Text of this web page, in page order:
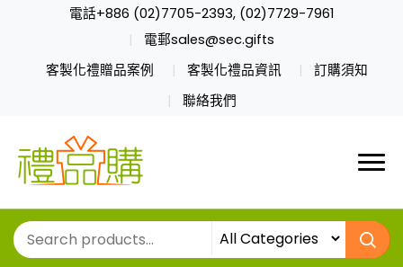
電話+886 (02)7705-2393, (02)7729-7961
電郵sales@sec.gifts
客製化禮贈品案例
客製化禮品資訊
訂購須知
聯絡我們